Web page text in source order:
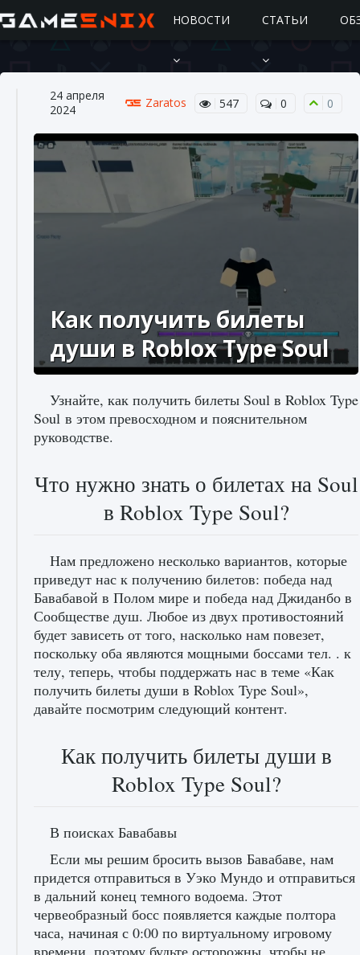
НОВОСТИ СТАТЬИ
Подробное руководство по получению
Как исправить ошибку Palworld «Идет
9 августа 2024
Как заработать медали лиги Clash of Clans
9 августа 2024 2 599 0 1
лицензии, лиги, команды и стадионы в EA
9 августа 2024 2 395 0 2
24 апреля
2024
Zaratos 547 0 0
Как получить билеты
души в Roblox Type Soul
Узнайте, как получить билеты Soul в Roblox Type
Soul в этом превосходном и пояснительном
руководстве.
Что нужно знать о билетах на Soul
в Roblox Type Soul?
Нам предложено несколько вариантов, которые
приведут нас к получению билетов: победа над
Бавабавой в Полом мире и победа над Джиданбо в
Сообществе душ. Любое из двух противостояний
будет зависеть от того, насколько нам повезет,
поскольку оба являются мощными боссами тел. . к
телу, теперь, чтобы поддержать нас в теме «Как
получить билеты души в Roblox Type Soul»,
давайте посмотрим следующий контент.
Как получить билеты души в
Roblox Type Soul?
В поисках Бавабавы
Если мы решим бросить вызов Бавабаве, нам
придется отправиться в Уэко Мундо и отправиться
в дальний конец темного водоема. Этот
червеобразный босс появляется каждые полтора
часа, начиная с 0:00 по виртуальному игровому
времени, поэтому будьте осторожны, чтобы не